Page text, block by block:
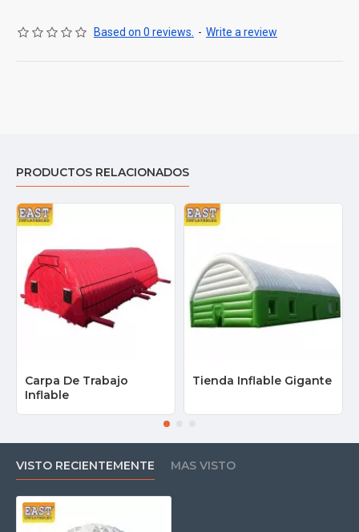
Based on 0 reviews. - Write a review
PRODUCTOS RELACIONADOS
Carpa De Trabajo
Inflable
Tienda Inflable Gigante
VISTO RECIENTEMENTE MAS VISTO